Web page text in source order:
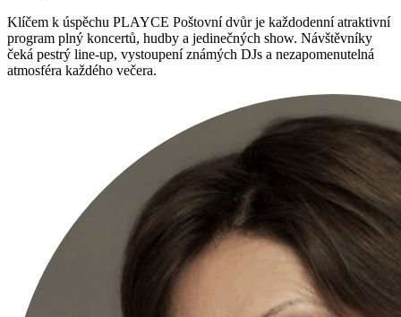
Klíčem k úspěchu PLAYCE Poštovní dvůr je každodenní atraktivní
program plný koncertů, hudby a jedinečných show. Návštěvníky
čeká pestrý line-up, vystoupení známých DJs a nezapomenutelná
atmosféra každého večera.